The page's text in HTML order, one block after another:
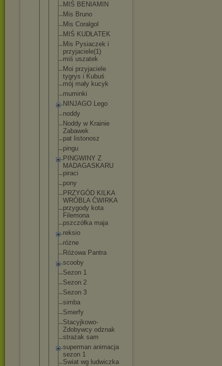
MIŚ BENIAMIN
Mis Bruno
Mis Coralgol
MIŚ KUDŁATEK
Mis Pysiaczek i
przyjaciele(1)
miś uszatek
Moi przyjaciele
tygrys i Kubuś
mój mały kucyk
muminki
NINJAGO Lego
noddy
Noddy w Krainie
Zabawek
pat listonosz
pingu
PINGWINY Z
MADAGASKARU
piraci
pony
PRZYGÓD KILKA
WRÓBLA ĆWIRKA
przygody kota
Filemona
pszczółka maja
reksio
różne
Różowa Pantra
scooby
Sezon 1
Sezon 2
Sezon 3
simba
Smerfy
Stacyjkowo-
Zdobywcy odznak
strażak sam
superman animacja
sezon 1
Swiat wg ludwiczka